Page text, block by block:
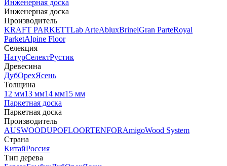
Инженерная доска
Инженерная доска
Производитель
KRAFT PARKETTLab ArteAbluxBrinelGran ParteRoyal
ParketAlpine Floor
Селекция
НатурСелектРустик
Древесина
ДубОрехЯсень
Толщина
12 мм13 мм14 мм15 мм
Паркетная доска
Паркетная доска
Производитель
AUSWOODUPOFLOORTENFORAmigoWood System
Страна
КитайРоссия
Тип дерева